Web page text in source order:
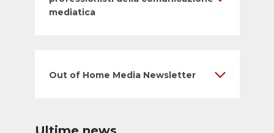
mediatica
Out of Home Media Newsletter